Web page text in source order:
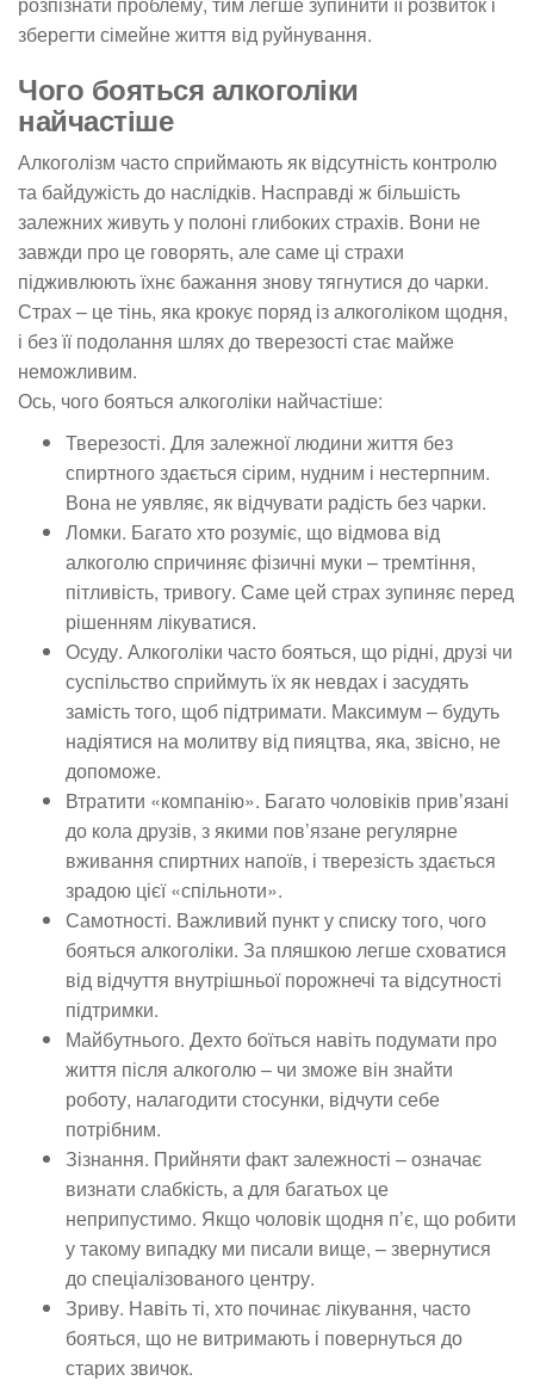
зберегти сімейне життя від руйнування.
Чого бояться алкоголіки
найчастіше
Алкоголізм часто сприймають як відсутність контролю
та байдужість до наслідків. Насправді ж більшість
залежних живуть у полоні глибоких страхів. Вони не
завжди про це говорять, але саме ці страхи
підживлюють їхнє бажання знову тягнутися до чарки.
Страх – це тінь, яка крокує поряд із алкоголіком щодня,
і без її подолання шлях до тверезості стає майже
неможливим.
Ось, чого бояться алкоголіки найчастіше:
Тверезості. Для залежної людини життя без
спиртного здається сірим, нудним і нестерпним.
Вона не уявляє, як відчувати радість без чарки.
Ломки. Багато хто розуміє, що відмова від
алкоголю спричиняє фізичні муки – тремтіння,
пітливість, тривогу. Саме цей страх зупиняє перед
рішенням лікуватися.
Осуду. Алкоголіки часто бояться, що рідні, друзі чи
суспільство сприймуть їх як невдах і засудять
замість того, щоб підтримати. Максимум – будуть
надіятися на молитву від пияцтва, яка, звісно, не
допоможе.
Втратити «компанію». Багато чоловіків прив’язані
до кола друзів, з якими пов’язане регулярне
вживання спиртних напоїв, і тверезість здається
зрадою цієї «спільноти».
Самотності. Важливий пункт у списку того, чого
бояться алкоголіки. За пляшкою легше сховатися
від відчуття внутрішньої порожнечі та відсутності
підтримки.
Майбутнього. Дехто боїться навіть подумати про
життя після алкоголю – чи зможе він знайти
роботу, налагодити стосунки, відчути себе
потрібним.
Зізнання. Прийняти факт залежності – означає
визнати слабкість, а для багатьох це
неприпустимо. Якщо чоловік щодня п’є, що робити
у такому випадку ми писали вище, – звернутися
до спеціалізованого центру.
Зриву. Навіть ті, хто починає лікування, часто
бояться, що не витримають і повернуться до
старих звичок.